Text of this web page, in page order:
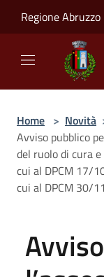
Regione Abruzzo
Home > Novità
Avviso pubblico
del ruolo di cura
cui al DPCM 17/
cui al DPCM 30/